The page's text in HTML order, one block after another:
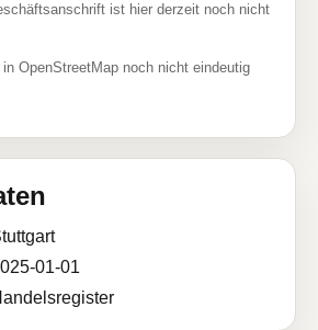
ist hier derzeit noch nicht
OpenStreetMap noch nicht eindeutig
01-01